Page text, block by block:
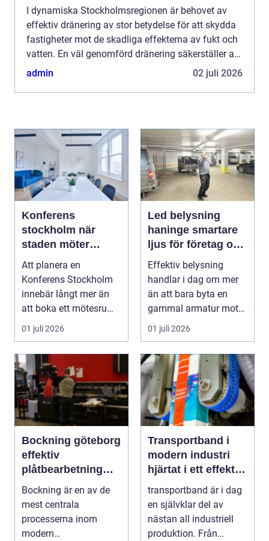
I dynamiska Stockholmsregionen är behovet av
effektiv dränering av stor betydelse för att skydda
fastigheter mot de skadliga effekterna av fukt och
vatten. En väl genomförd dränering säkerställer att
vatten led...
admin 02 juli 2026
Konferens
stockholm när
staden möter
skärgård och
landsbygd
Att planera en
Konferens Stockholm
innebär långt mer än
att boka ett mötesrum
och ordna fika. Företa...
01 juli 2026
Led belysning
haninge smartare
ljus för företag och
fastigheter
Effektiv belysning
handlar i dag om mer
än att bara byta en
gammal armatur mot
en ny. Företag, bosta...
01 juli 2026
Bockning göteborg
effektiv
plåtbearbetning
med precision
Bockning är en av de
mest centrala
processerna inom
modern
Transportband i
modern industri
hjärtat i ett effektivt
transportband är i dag
en självklar del av
nästan all industriell
produktion. Från